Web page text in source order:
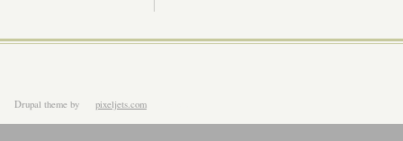
Drupal theme by pixeljets.com